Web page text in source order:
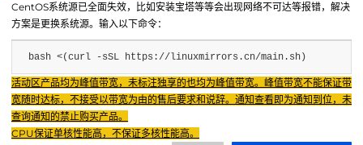
下一篇：运维堡垒主机：定义与核心作用解析
Fenxun Tech 飞讯科技旗下云平台，相关服务主体：
重庆飞讯科技有限公司|中国电信股份有限公司荣昌分公司 提供网络服务 |
重庆飞讯科技有限公司|酷盾 提供CDN服务
渝ICP备2024034038号-1
CentOS系统源已全面失效，比如安装宝塔等等会出现网络不可达等报错，解决
方案是更换系统源。输入以下命令：
bash <(curl -sSL https://linuxmirrors.cn/main.sh)
活动区产品均为峰值带宽，未标注独享的也均为峰值带宽。峰值带宽不能保证带
宽随时达标，不接受以带宽为由的售后要求和说辞。通知查看即为通知到位，未
查询通知的禁止购买产品。
CPU保证单核性能高，不保证多核性能高。